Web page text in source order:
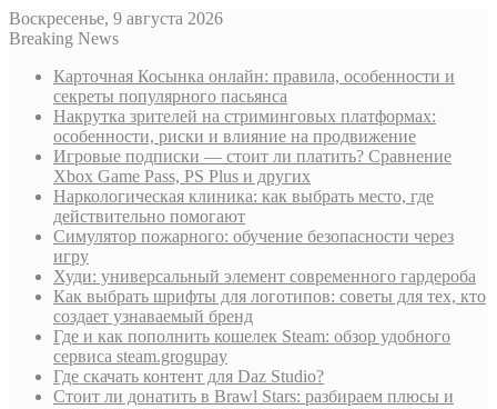
Воскресенье, 9 августа 2026
Breaking News
Карточная Косынка онлайн: правила, особенности и
секреты популярного пасьянса
Накрутка зрителей на стриминговых платформах:
особенности, риски и влияние на продвижение
Игровые подписки — стоит ли платить? Сравнение
Xbox Game Pass, PS Plus и других
Наркологическая клиника: как выбрать место, где
действительно помогают
Симулятор пожарного: обучение безопасности через
игру
Худи: универсальный элемент современного гардероба
Как выбрать шрифты для логотипов: советы для тех, кто
создает узнаваемый бренд
Где и как пополнить кошелек Steam: обзор удобного
сервиса steam.grogupay
Где скачать контент для Daz Studio?
Стоит ли донатить в Brawl Stars: разбираем плюсы и